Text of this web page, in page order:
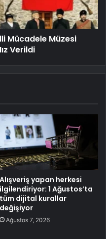
Mücadele Müzesi
Verildi
Alışveriş yapan herkesi
ilgilendiriyor: 1 Ağustos’ta
tüm dijital kurallar
değişiyor
Ağustos 7, 2026